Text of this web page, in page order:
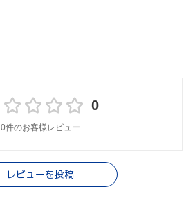
0
0件のお客様レビュー
レビューを投稿